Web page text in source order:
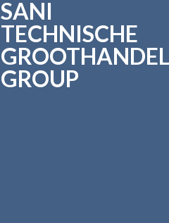
SANI
TECHNISCHE
GROOTHANDEL
GROUP